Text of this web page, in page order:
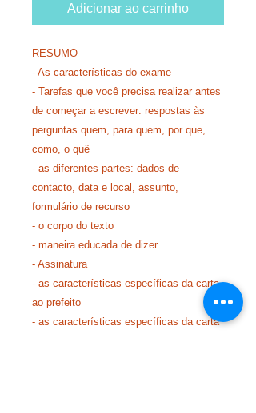
Adicionar ao carrinho
RESUMO
- As características do exame
- Tarefas que você precisa realizar antes
de começar a escrever: respostas às
perguntas quem, para quem, por que,
como, o quê
- as diferentes partes: dados de
contacto, data e local, assunto,
formulário de recurso
- o corpo do texto
- maneira educada de dizer
- Assinatura
- as características específicas da carta
ao prefeito
- as características específicas da carta